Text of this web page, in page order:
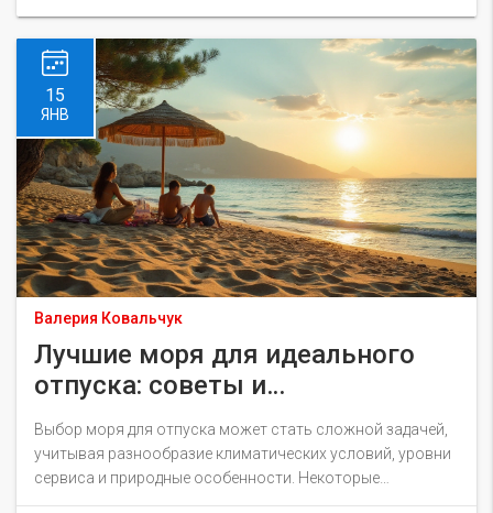
новые уголки мира, потратив удивительно небольшие
средства. Идеи и лайфхаки для путешественников,
стремящихся к незабываемым поездкам без лишних
затрат.
15
ЯНВ
Валерия Ковальчук
Лучшие моря для идеального
отпуска: советы и
рекомендации
Выбор моря для отпуска может стать сложной задачей,
учитывая разнообразие климатических условий, уровни
сервиса и природные особенности. Некоторые
предпочитают теплые воды Средиземного моря, другие в